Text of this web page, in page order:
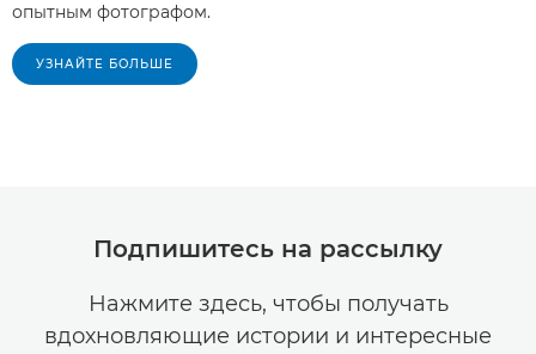
опытным фотографом.
УЗНАЙТЕ БОЛЬШЕ
Подпишитесь на рассылку
Нажмите здесь, чтобы получать
вдохновляющие истории и интересные